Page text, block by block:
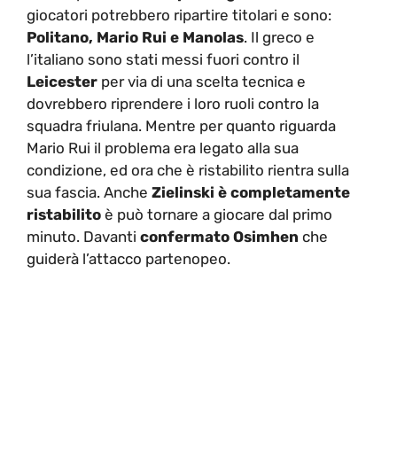
giocatori potrebbero ripartire titolari e sono:
Politano, Mario Rui e Manolas. Il greco e
l’italiano sono stati messi fuori contro il
Leicester per via di una scelta tecnica e
dovrebbero riprendere i loro ruoli contro la
squadra friulana. Mentre per quanto riguarda
Mario Rui il problema era legato alla sua
condizione, ed ora che è ristabilito rientra sulla
sua fascia. Anche Zielinski è completamente
ristabilito è può tornare a giocare dal primo
minuto. Davanti confermato Osimhen che
guiderà l’attacco partenopeo.